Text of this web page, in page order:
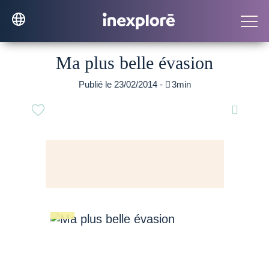
Ma plus belle évasion
Publié le 23/02/2014 - 3min
